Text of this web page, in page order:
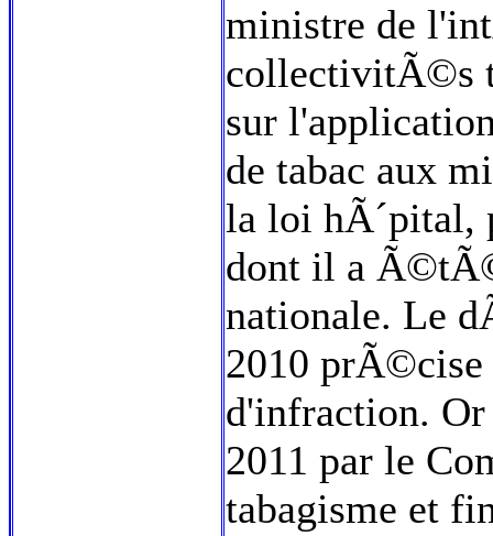
ministre de
collectivitÃ©s
sur
de tabac aux
la loi hÃ´pital,
dont il a
nationale. Le
2010 prÃ©cise
d'infraction.
2011 par le
tabagisme et